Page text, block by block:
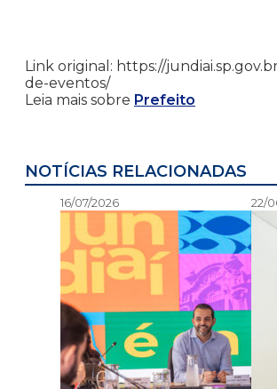
Link original: https://
de-eventos/
Leia mais sobre Prefeito
NOTÍCIAS RELACIONADAS
16/07/2026 22/